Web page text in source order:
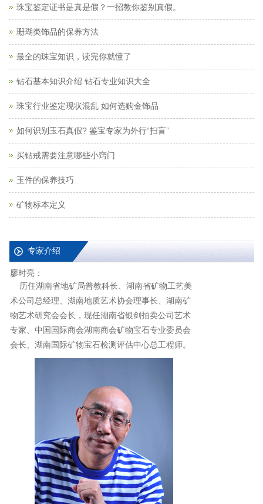
珠宝鉴定证书是真是假？一招教你鉴别真假。
珊瑚类饰品的保养方法
最全的珠宝知识，读完你就懂了
钻石基本知识介绍 钻石专业知识大全
珠宝行业鉴定现状混乱 如何选购金饰品
如何识别玉石真假? 鉴宝专家为外行“扫盲”
买钻戒需要注意哪些小窍门
玉件的保养技巧
矿物标本定义
专家介绍
廖时亮：
历任湖南省地矿局普教科长、湖南省矿物工艺美
术公司总经理、湖南地质艺术协会理事长、湖南矿
物艺术研究会会长，现任湖南省银剑拍卖公司艺术
专家、中国国际商会湖南商会矿物宝石专业委员会
会长、湖南国际矿物宝石检测评估中心总工程师。